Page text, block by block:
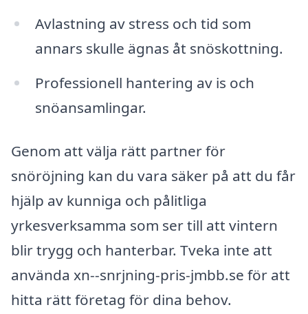
Avlastning av stress och tid som
annars skulle ägnas åt snöskottning.
Professionell hantering av is och
snöansamlingar.
Genom att välja rätt partner för
snöröjning kan du vara säker på att du får
hjälp av kunniga och pålitliga
yrkesverksamma som ser till att vintern
blir trygg och hanterbar. Tveka inte att
använda xn--snrjning-pris-jmbb.se för att
hitta rätt företag för dina behov.